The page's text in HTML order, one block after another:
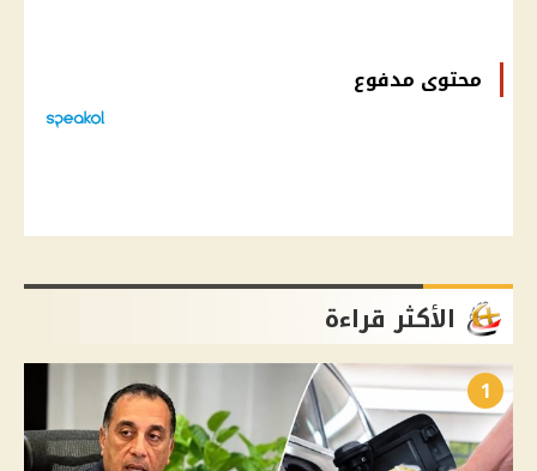
محتوى مدفوع
الأكثر قراءة
1